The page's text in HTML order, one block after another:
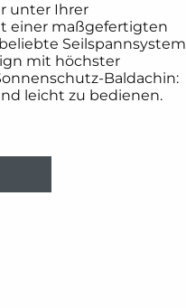
unter Ihrer
einer maßgefertigten
Seilspannsystem
mit höchster
Baldachin:
leicht zu bedienen.